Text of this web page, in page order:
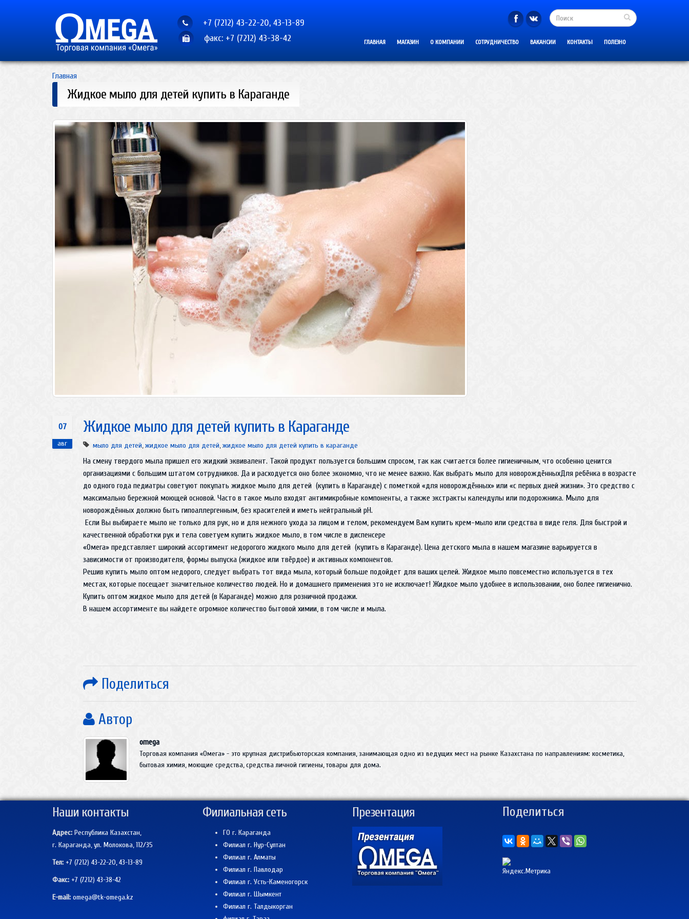
+7 (7212) 43-22-20, 43-13-89
факс: +7 (7212) 43-38-42
ГЛАВНАЯ МАГАЗИН О КОМПАНИИ СОТРУДНИЧЕСТВО ВАКАНСИИ КОНТАКТЫ ПОЛЕЗНО
Главная
Жидкое мыло для детей купить в Караганде
07
авг
Жидкое мыло для детей купить в Караганде
мыло для детей,жидкое мыло для детей,жидкое мыло для детей купить в караганде
На смену твердого мыла пришел его жидкий эквивалент. Такой продукт пользуется большим спросом, так как считается более гигиеничным, что особенно ценится
организациями с большим штатом сотрудников. Да и расходуется оно более экономно, что не менее важно. Как выбрать мыло для новорождённыхДля ребёнка в возрасте
до одного года педиатры советуют покупать жидкое мыло для детей (купить в Караганде) с пометкой «для новорождённых» или «с первых дней жизни». Это средство с
максимально бережной моющей основой. Часто в такое мыло входят антимикробные компоненты, а также экстракты календулы или подорожника. Мыло для
новорождённых должно быть гипоаллергенным, без красителей и иметь нейтральный рН.
Если Вы выбираете мыло не только для рук, но и для нежного ухода за лицом и телом, рекомендуем Вам купить крем-мыло или средства в виде геля. Для быстрой и
качественной обработки рук и тела советуем купить жидкое мыло, в том числе в диспенсере
«Омега» представляет широкий ассортимент недорогого жидкого мыло для детей (купить в Караганде). Цена детского мыла в нашем магазине варьируется в
зависимости от производителя, формы выпуска (жидкое или твёрдое) и активных компонентов.
Решив купить мыло оптом недорого, следует выбрать тот вида мыла, который больше подойдет для ваших целей. Жидкое мыло повсеместно используется в тех
местах, которые посещает значительное количество людей. Но и домашнего применения это не исключает! Жидкое мыло удобнее в использовании, оно более гигиенично.
Купить оптом жидкое мыло для детей (в Караганде) можно для розничной продажи.
В нашем ассортименте вы найдете огромное количество бытовой химии, в том числе и мыла.
Поделиться
Автор
omega
Торговая компания «Омега» - это крупная дистрибьюторская компания, занимающая одно из ведущих мест на рынке Казахстана по направлениям: косметика,
бытовая химия, моющие средства, средства личной гигиены, товары для дома.
Наши контакты
Адрес: Республика Казахстан,
г. Караганда, ул. Молокова, 112/35
Тел: +7 (7212) 43-22-20, 43-13-89
Факс: +7 (7212) 43-38-42
E-mail: omega@tk-omega.kz
Филиальная сеть
ГО г. Караганда
Филиал г. Нур-Султан
Филиал г. Алматы
Филиал г. Павлодар
Филиал г. Усть-Каменогорск
Филиал г. Шымкент
Филиал г. Талдыкорган
Презентация Поделиться